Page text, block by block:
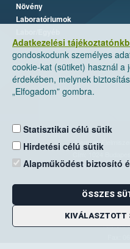
Adatkezelési
gondoskodunk személyes
cookie-kat (sütiket) használ a
érdekében, melynek
„Elfogadom” gombra.
Statisztikai célú sütik
Hirdetési célú sütik
Alapműködést biztosító
ÖSSZES
KIVÁLASZTOTT
Növény
Laboratóriumok
Nemzeti
Levelezési cím:
E-mail:
Zöld
Telefon: